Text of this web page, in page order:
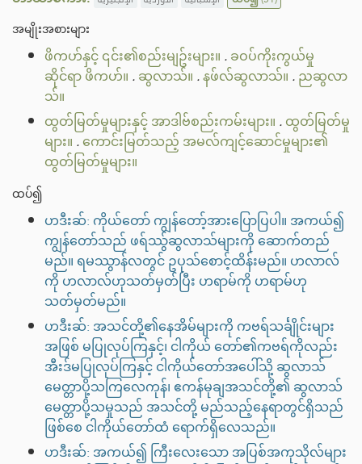
အမျိုးအစားများ
ဖိကဟ်နှင့် ၎င်း၏စည်းမျဥ်းများ။ .ခဝပ်ကိုးကွယ်မှု
ဆိုင်ရာ ဖိကဟ်။ .ဆွလာသ်။ .နဖ်လ်ဆွလာသ်။ .ညဆွလာ
သ်။
ထွတ်မြတ်မှုများနှင့် အာဒါဗ်စည်းကမ်းများ။ .ထွတ်မြတ်မှု
များ။ .ကောင်းမြတ်သည့် အမလ်ကျင့်ဆောင်မှုများ၏
ထွတ်မြတ်မှုများ။
ထပ်၍
ဟဒီးဆ်: ကိုယ်တော် ကျွန်တော့်အားပြောပြပါ။ အကယ်၍
ကျွန်တော်သည် ဖရ်ဿွ်ဆွလာသ်များကို ဆောက်တည်
မည်။ ရမဿွာန်လတွင် ဥပုသ်စောင့်ထိန်းမည်။ ဟလာလ်
ကို ဟလာလ်ဟုသတ်မှတ်ပြီး ဟရာမ်ကို ဟရာမ်ဟု
သတ်မှတ်မည်။
ဟဒီးဆ်: အသင်တို့၏နေအိမ်များကို ကဗရ်သင်္ချိုင်းများ
အဖြစ် မပြုလုပ်ကြနှင့်၊ ငါကိုယ် တော်၏ကဗရ်ကိုလည်း
အီးဒ်မပြုလုပ်ကြနှင့် ငါကိုယ်တော်အပေါ်သို့ ဆွလာသ်
မေတ္တာပို့သကြလေကုန်၊ ဧကန်မုချအသင်တို့၏ ဆွလာသ်
မေတ္တာပို့သမှုသည် အသင်တို့ မည်သည့်နေရာတွင်ရှိသည်
ဖြစ်စေ ငါကိုယ်တော်ထံ ရောက်ရှိလေသည်။
ဟဒီးဆ်: အကယ်၍ ကြီးလေးသော အပြစ်အကုသိုလ်များ